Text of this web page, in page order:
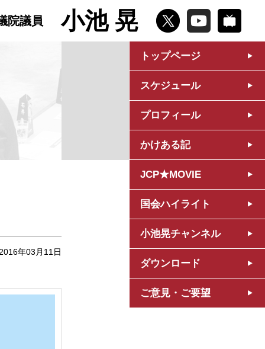
院議員 小池 晃
トップページ
スケジュール
プロフィール
かけある記
JCP★MOVIE
国会ハイライト
小池晃チャンネル
ダウンロード
ご意見・ご要望
年03月11日